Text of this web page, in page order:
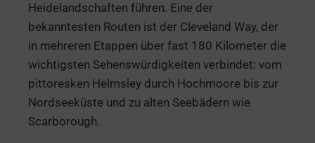
Heidelandschaften führen. Eine der
bekanntesten Routen ist der Cleveland Way, der
in mehreren Etappen über fast 180 Kilometer die
wichtigsten Sehenswürdigkeiten verbindet: vom
pittoresken Helmsley durch Hochmoore bis zur
Nordseeküste und zu alten Seebädern wie
Scarborough.